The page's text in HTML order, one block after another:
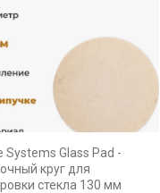
Systems Glass Pad -
круг для
стекла 130 мм